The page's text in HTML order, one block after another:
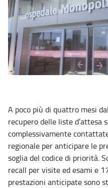
A poco più di quattro mesi
recupero delle liste d’attesa
complessivamente
regionale per anticipare le
soglia del codice di priorità.
recall per visite ed esami e
prestazioni anticipate sono